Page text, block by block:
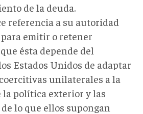
de la deuda.
referencia a su autoridad
emitir o retener
ésta depende del
Estados Unidos de adaptar
unilaterales a la
la política exterior y las
lo que ellos supongan